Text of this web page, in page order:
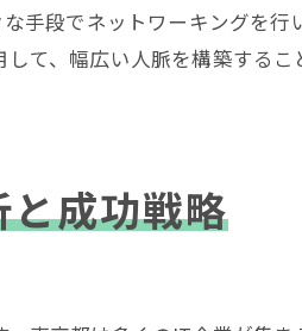
手段でネットワーキングを行
て、幅広い人脈を構築するこ
成功戦略